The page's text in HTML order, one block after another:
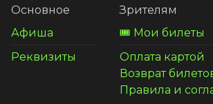
Основное
Афиша
Реквизиты
Зрителям
🎟️ Мои билеты
Оплата картой
Возврат
Правила и